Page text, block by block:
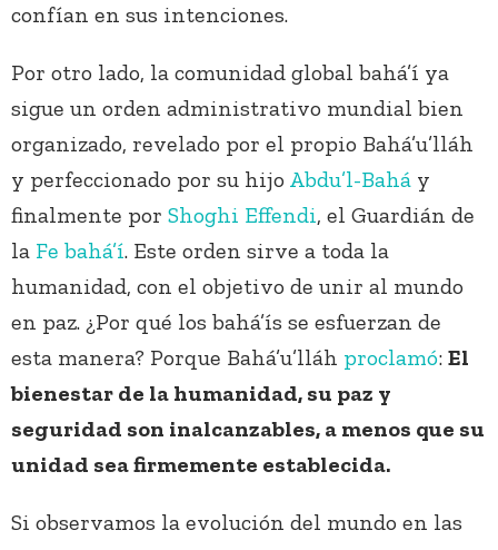
confían en sus intenciones.
Por otro lado, la comunidad global bahá’í ya
sigue un orden administrativo mundial bien
organizado, revelado por el propio Bahá’u’lláh
y perfeccionado por su hijo Abdu’l-Bahá y
finalmente por Shoghi Effendi, el Guardián de
la Fe bahá’í. Este orden sirve a toda la
humanidad, con el objetivo de unir al mundo
en paz. ¿Por qué los bahá’ís se esfuerzan de
esta manera? Porque Bahá’u’lláh proclamó: El
bienestar de la humanidad, su paz y
seguridad son inalcanzables, a menos que su
unidad sea firmemente establecida.
Si observamos la evolución del mundo en las